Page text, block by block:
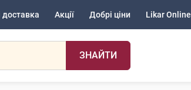
доставка Акції Добрі ціни Likar Online
ЗНАЙТИ